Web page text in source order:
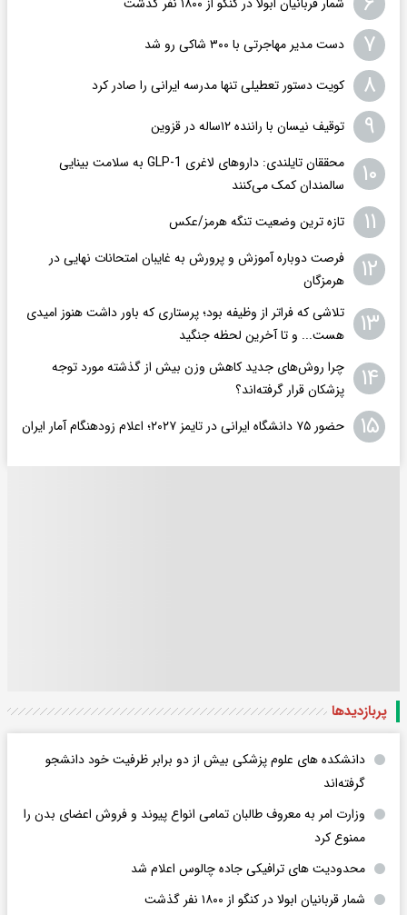
۷ دست مدیر مهاجرتی با ۳۰۰ شاکی رو شد
۸ کویت دستور تعطیلی تنها مدرسه ایرانی را صادر کرد
۹ توقیف نیسان با راننده ۱۲ساله در قزوین
۱۰
محققان تایلندی: داروهای لاغری GLP-1 به سلامت بینایی
سالمندان کمک می‌کنند
۱۱ تازه ترین وضعیت تنگه هرمز/عکس
۱۲
فرصت دوباره آموزش و پرورش به غایبان امتحانات نهایی در
هرمزگان
۱۳
تلاشی که فراتر از وظیفه بود؛ پرستاری که باور داشت هنوز امیدی
هست... و تا آخرین لحظه جنگید
۱۴
چرا روش‌های جدید کاهش وزن بیش از گذشته مورد توجه
پزشکان قرار گرفته‌اند؟
۱۵ حضور ۷۵ دانشگاه ایرانی در تایمز ۲۰۲۷؛ اعلام زودهنگام آمار ایران
پربازدید‌ها
دانشکده های علوم پزشکی بیش از دو برابر ظرفیت خود دانشجو
گرفته‌اند
وزارت امر به معروف طالبان تمامی انواع پیوند و فروش اعضای بدن را
ممنوع کرد
محدودیت های ترافیکی جاده چالوس اعلام شد
شمار قربانیان ابولا در کنگو از ۱۸۰۰ نفر گذشت